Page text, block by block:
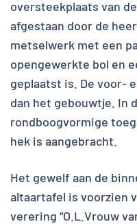
oversteekplaats van
afgestaan door de
metselwerk met een
opengewerkte bol en
geplaatst is. De voor-
dan het gebouwtje. In
rondboogvormige
hek is aangebracht.
Het gewelf aan de
altaartafel is voorzien
verering “O.L.Vrouw